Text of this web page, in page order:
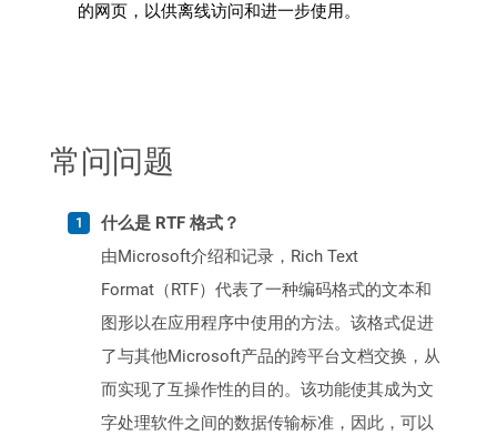
的网页，以供离线访问和进一步使用。
常问问题
什么是 RTF 格式？
由Microsoft介绍和记录，Rich Text
Format（RTF）代表了一种编码格式的文本和
图形以在应用程序中使用的方法。该格式促进
了与其他Microsoft产品的跨平台文档交换，从
而实现了互操作性的目的。该功能使其成为文
字处理软件之间的数据传输标准，因此，可以